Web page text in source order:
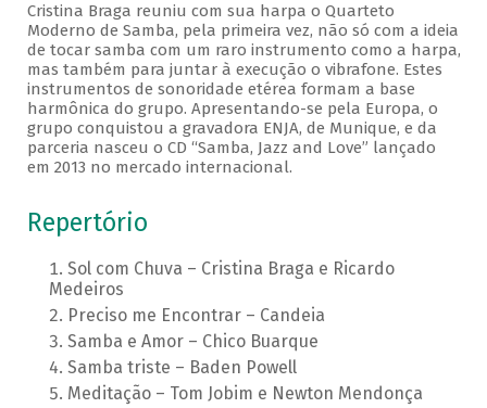
Cristina Braga reuniu com sua harpa o Quarteto
Moderno de Samba, pela primeira vez, não só com a ideia
de tocar samba com um raro instrumento como a harpa,
mas também para juntar à execução o vibrafone. Estes
instrumentos de sonoridade etérea formam a base
harmônica do grupo. Apresentando-se pela Europa, o
grupo conquistou a gravadora ENJA, de Munique, e da
parceria nasceu o CD “Samba, Jazz and Love” lançado
em 2013 no mercado internacional.
Repertório
Sol com Chuva – Cristina Braga e Ricardo
Medeiros
Preciso me Encontrar – Candeia
Samba e Amor – Chico Buarque
Samba triste – Baden Powell
Meditação – Tom Jobim e Newton Mendonça